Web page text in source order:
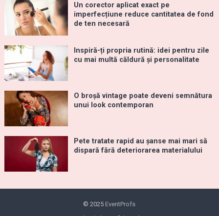
Un corector aplicat exact pe
imperfecțiune reduce cantitatea de fond
de ten necesară
Inspiră-ți propria rutină: idei pentru zile
cu mai multă căldură și personalitate
O broșă vintage poate deveni semnătura
unui look contemporan
Pete tratate rapid au șanse mai mari să
dispară fără deteriorarea materialului
© 2025 EventProfs